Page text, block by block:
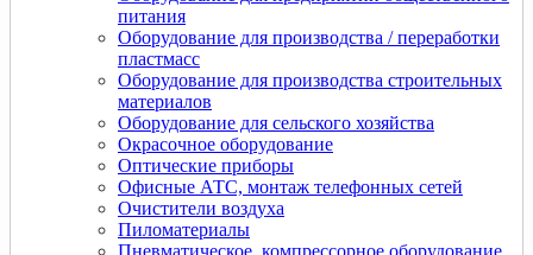
питания
Оборудование для производства / переработки
пластмасс
Оборудование для производства строительных
материалов
Оборудование для сельского хозяйства
Окрасочное оборудование
Оптические приборы
Офисные АТС, монтаж телефонных сетей
Очистители воздуха
Пиломатериалы
Пневматическое, компрессорное оборудование